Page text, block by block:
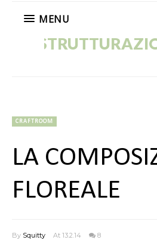
MENU
CRAFTROOM
LA
FLOREALE
By Squitty At 13.2.14 8